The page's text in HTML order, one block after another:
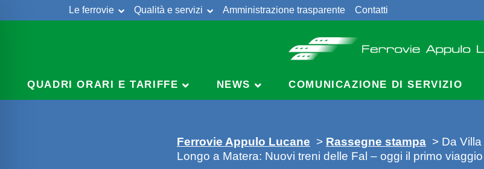
Le ferrovie Qualità e servizi Amministrazione trasparente Contatti
QUADRI ORARI E TARIFFE NEWS COMUNICAZIONE DI SERVIZIO
Ferrovie Appulo Lucane > Rassegne stampa > Da Villa
Longo a Matera: Nuovi treni delle Fal – oggi il primo viaggio